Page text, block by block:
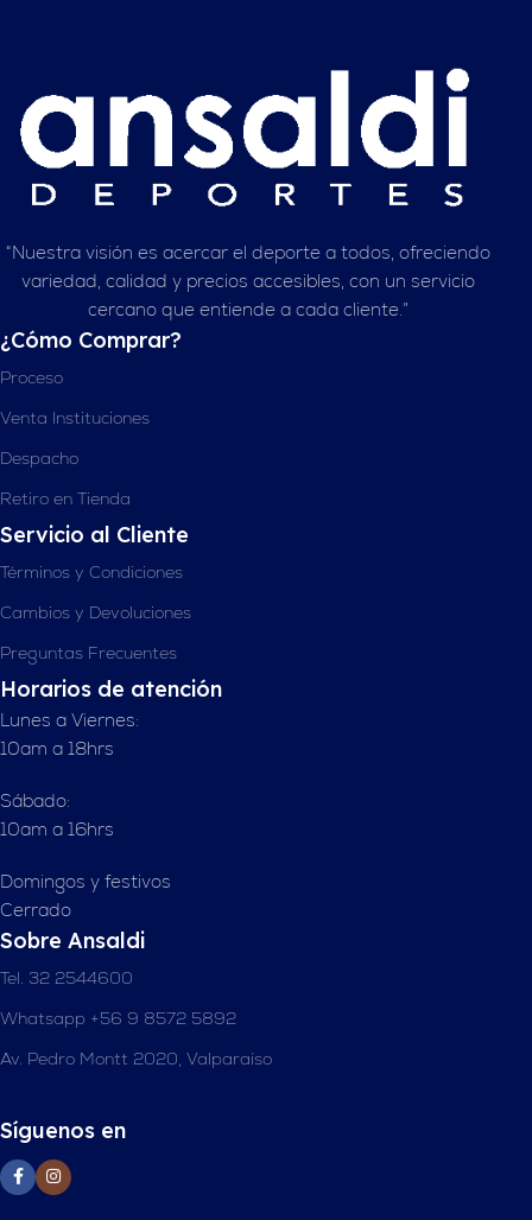
“Nuestra visión es acercar el deporte a todos, ofreciendo
variedad, calidad y precios accesibles, con un servicio
cercano que entiende a cada cliente.”
¿Cómo Comprar?
Proceso
Venta Instituciones
Despacho
Retiro en Tienda
Servicio al Cliente
Términos y Condiciones
Cambios y Devoluciones
Preguntas Frecuentes
Horarios de atención
Lunes a Viernes:
10am a 18hrs
Sábado:
10am a 16hrs
Domingos y festivos
Cerrado
Sobre Ansaldi
Tel. 32 2544600
Whatsapp +56 9 8572 5892
Av. Pedro Montt 2020, Valparaíso
Síguenos en